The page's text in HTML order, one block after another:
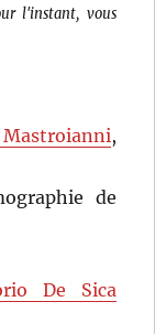
l'instant, vous
,
de
De Sica